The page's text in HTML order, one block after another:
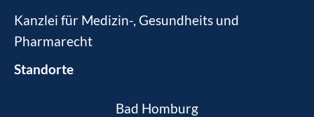
Kanzlei für Medizin-, Gesundheits und
Pharmarecht
Standorte
Bad Homburg